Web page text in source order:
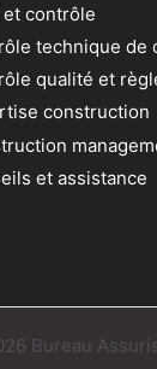
et contrôle
technique de
qualité et
construction
et assistance
Bureau